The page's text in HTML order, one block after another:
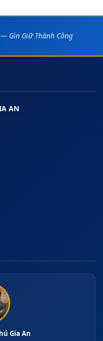
— Gìn Giữ Thành Công
AN
Gia An